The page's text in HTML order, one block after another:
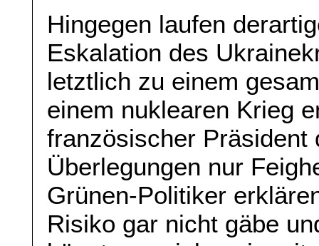
Hingegen laufen
Eskalation des
letztlich zu einem
einem nuklearen Krieg
französischer Präsident
Überlegungen nur
Grünen-Politiker
Risiko gar nicht gäbe